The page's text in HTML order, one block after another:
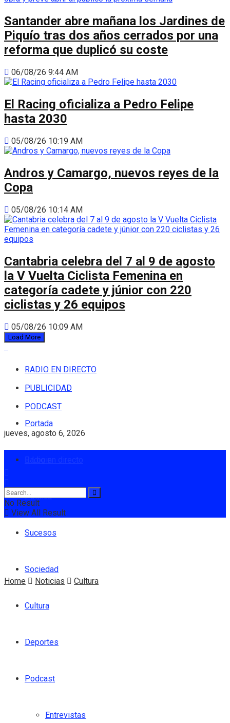
Santander abre mañana los Jardines de
Piquío tras dos años cerrados por una
reforma que duplicó su coste
06/08/26 9:44 AM
El Racing oficializa a Pedro Felipe
hasta 2030
05/08/26 10:19 AM
Andros y Camargo, nuevos reyes de la
Copa
05/08/26 10:14 AM
Cantabria celebra del 7 al 9 de agosto
la V Vuelta Ciclista Femenina en
categoría cadete y júnior con 220
ciclistas y 26 equipos
05/08/26 10:09 AM
Load More
RADIO EN DIRECTO
PUBLICIDAD
PODCAST
jueves, agosto 6, 2026
Portada
Política
Sucesos
Sociedad
Cultura
Deportes
Podcast
Entrevistas
No Result
View All Result
Home Noticias Cultura